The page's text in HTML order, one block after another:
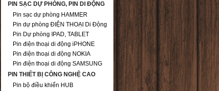
PIN SẠC DỰ PHÒNG, PIN DI ĐỘNG
Pin sạc dự phòng HAMMER
Pin dự phòng ĐIỆN THOẠI Di Động
Pin Dự phòng IPAD, TABLET
Pin điện thoại di động iPHONE
Pin điện thoại di động NOKIA
Pin điện thoại di động SAMSUNG
PIN THIẾT BỊ CÔNG NGHỆ CAO
Pin bộ điều khiển HUB